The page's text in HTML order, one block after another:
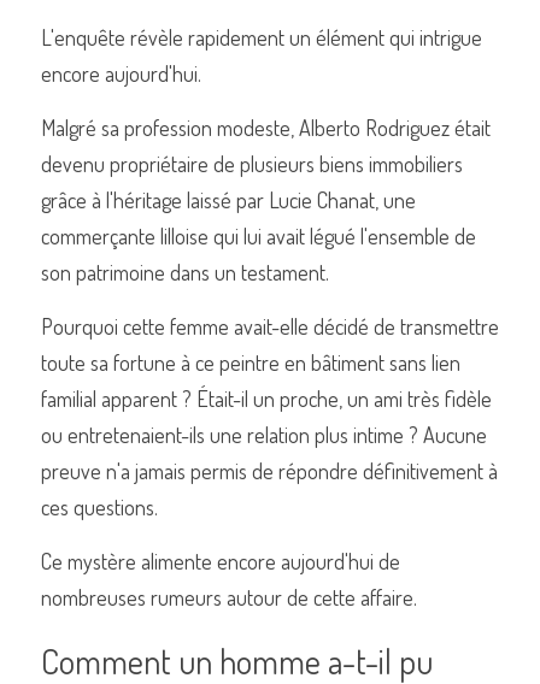
L'enquête révèle rapidement un élément qui intrigue
encore aujourd'hui.
Malgré sa profession modeste, Alberto Rodriguez était
devenu propriétaire de plusieurs biens immobiliers
grâce à l'héritage laissé par Lucie Chanat, une
commerçante lilloise qui lui avait légué l'ensemble de
son patrimoine dans un testament.
Pourquoi cette femme avait-elle décidé de transmettre
toute sa fortune à ce peintre en bâtiment sans lien
familial apparent ? Était-il un proche, un ami très fidèle
ou entretenaient-ils une relation plus intime ? Aucune
preuve n'a jamais permis de répondre définitivement à
ces questions.
Ce mystère alimente encore aujourd'hui de
nombreuses rumeurs autour de cette affaire.
Comment un homme a-t-il pu